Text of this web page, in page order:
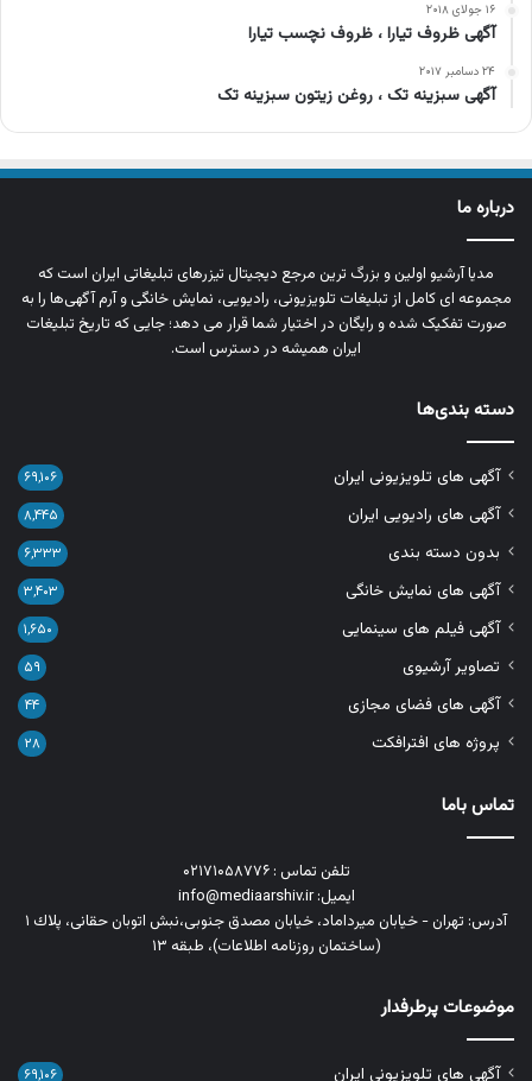
۱۶ جولای ۲۰۱۸
آگهی ظروف تیارا ، ظروف نچسب تیارا
۲۴ دسامبر ۲۰۱۷
آگهی سبزینه تک ، روغن زیتون سبزینه تک
درباره ما
مدیا آرشیو اولین و بزرگ‌ ترین مرجع دیجیتال تیزرهای تبلیغاتی ایران است که
مجموعه‌ ای کامل از تبلیغات تلویزیونی، رادیویی، نمایش خانگی و آرم‌ آگهی‌ها را به‌
صورت تفکیک‌ شده و رایگان در اختیار شما قرار می‌ دهد؛ جایی که تاریخ تبلیغات
ایران همیشه در دسترس است.
دسته بندی‌ها
آگهی های تلویزیونی ایران ۶۹,۱۰۶
آگهی های رادیویی ایران ۸,۴۴۵
بدون دسته بندی ۶,۳۳۳
آگهی های نمایش خانگی ۳,۴۰۳
آگهی فیلم های سینمایی ۱,۶۵۰
تصاویر آرشیوی ۵۹
آگهی های فضای مجازی ۴۴
پروژه های افترافکت ۲۸
تماس باما
تلفن تماس : ۰۲۱۷۱۰۵۸۷۷۶
ایمیل: info@mediaarshiv.ir
آدرس: تهران - خیابان میرداماد، خیابان مصدق جنوبی،نبش اتوبان حقانی، پلاك ١
(ساختمان روزنامه اطلاعات)، طبقه ۱۳
موضوعات پرطرفدار
آگهی های تلویزیونی ایران ۶۹,۱۰۶